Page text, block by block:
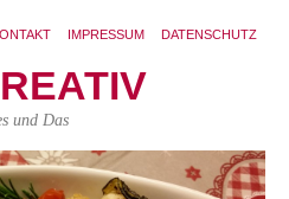
IMPRESSUM DATENSCHUTZ
und Das